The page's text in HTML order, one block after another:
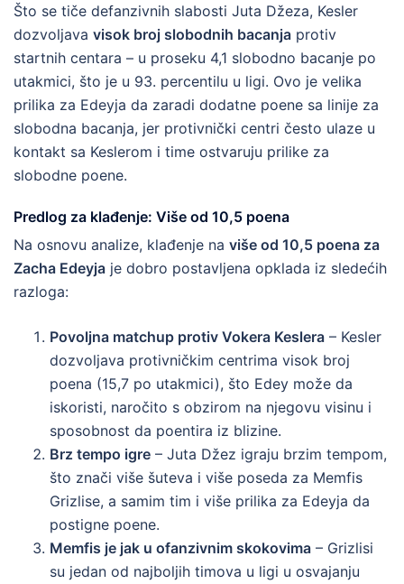
Što se tiče defanzivnih slabosti Juta Džeza, Kesler
dozvoljava visok broj slobodnih bacanja protiv
startnih centara – u proseku 4,1 slobodno bacanje po
utakmici, što je u 93. percentilu u ligi. Ovo je velika
prilika za Edeyja da zaradi dodatne poene sa linije za
slobodna bacanja, jer protivnički centri često ulaze u
kontakt sa Keslerom i time ostvaruju prilike za
slobodne poene.
Predlog za klađenje: Više od 10,5 poena
Na osnovu analize, klađenje na više od 10,5 poena za
Zacha Edeyja je dobro postavljena opklada iz sledećih
razloga:
Povoljna matchup protiv Vokera Keslera – Kesler
dozvoljava protivničkim centrima visok broj
poena (15,7 po utakmici), što Edey može da
iskoristi, naročito s obzirom na njegovu visinu i
sposobnost da poentira iz blizine.
Brz tempo igre – Juta Džez igraju brzim tempom,
što znači više šuteva i više poseda za Memfis
Grizlise, a samim tim i više prilika za Edeyja da
postigne poene.
Memfis je jak u ofanzivnim skokovima – Grizlisi
su jedan od najboljih timova u ligi u osvajanju